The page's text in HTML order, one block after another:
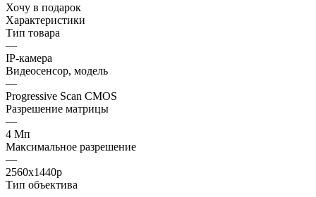
Хочу в подарок
Характеристики
Тип товара
—
IP-камера
Видеосенсор, модель
—
Progressive Scan CMOS
Разрешение матрицы
—
4 Мп
Максимальное разрешение
—
2560x1440p
Тип объектива